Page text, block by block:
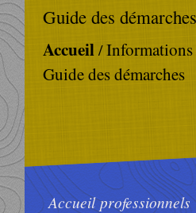
Guide des démarches
Accueil/
Guide des démarches
Accueil professionnels